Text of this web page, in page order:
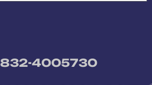
832-4005730